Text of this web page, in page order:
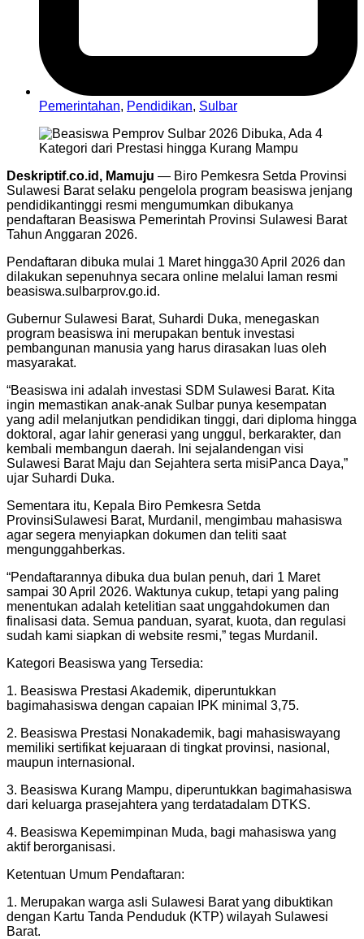
Pemerintahan, Pendidikan, Sulbar
Deskriptif.co.id, Mamuju — Biro Pemkesra Setda Provinsi
Sulawesi Barat selaku pengelola program beasiswa jenjang
pendidikantinggi resmi mengumumkan dibukanya
pendaftaran Beasiswa Pemerintah Provinsi Sulawesi Barat
Tahun Anggaran 2026.
Pendaftaran dibuka mulai 1 Maret hingga30 April 2026 dan
dilakukan sepenuhnya secara online melalui laman resmi
beasiswa.sulbarprov.go.id.
Gubernur Sulawesi Barat, Suhardi Duka, menegaskan
program beasiswa ini merupakan bentuk investasi
pembangunan manusia yang harus dirasakan luas oleh
masyarakat.
“Beasiswa ini adalah investasi SDM Sulawesi Barat. Kita
ingin memastikan anak-anak Sulbar punya kesempatan
yang adil melanjutkan pendidikan tinggi, dari diploma hingga
doktoral, agar lahir generasi yang unggul, berkarakter, dan
kembali membangun daerah. Ini sejalandengan visi
Sulawesi Barat Maju dan Sejahtera serta misiPanca Daya,”
ujar Suhardi Duka.
Sementara itu, Kepala Biro Pemkesra Setda
ProvinsiSulawesi Barat, Murdanil, mengimbau mahasiswa
agar segera menyiapkan dokumen dan teliti saat
mengunggahberkas.
“Pendaftarannya dibuka dua bulan penuh, dari 1 Maret
sampai 30 April 2026. Waktunya cukup, tetapi yang paling
menentukan adalah ketelitian saat unggahdokumen dan
finalisasi data. Semua panduan, syarat, kuota, dan regulasi
sudah kami siapkan di website resmi,” tegas Murdanil.
Kategori Beasiswa yang Tersedia:
1. Beasiswa Prestasi Akademik, diperuntukkan
bagimahasiswa dengan capaian IPK minimal 3,75.
2. Beasiswa Prestasi Nonakademik, bagi mahasiswayang
memiliki sertifikat kejuaraan di tingkat provinsi, nasional,
maupun internasional.
3. Beasiswa Kurang Mampu, diperuntukkan bagimahasiswa
dari keluarga prasejahtera yang terdatadalam DTKS.
4. Beasiswa Kepemimpinan Muda, bagi mahasiswa yang
aktif berorganisasi.
Ketentuan Umum Pendaftaran:
1. Merupakan warga asli Sulawesi Barat yang dibuktikan
dengan Kartu Tanda Penduduk (KTP) wilayah Sulawesi
Barat.